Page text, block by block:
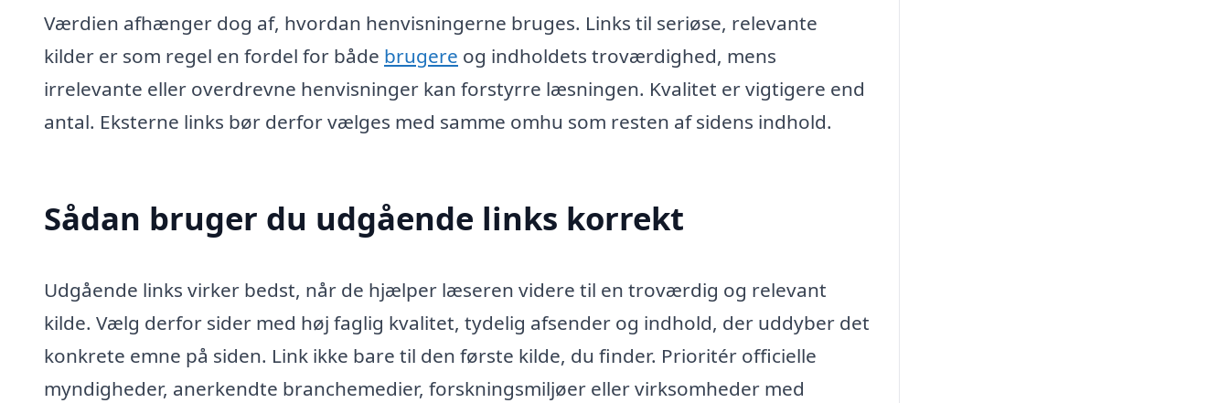
Værdien afhænger dog af, hvordan henvisningerne bruges. Links til seriøse, relevante
kilder er som regel en fordel for både brugere og indholdets troværdighed, mens
irrelevante eller overdrevne henvisninger kan forstyrre læsningen. Kvalitet er vigtigere end
antal. Eksterne links bør derfor vælges med samme omhu som resten af sidens indhold.
Sådan bruger du udgående links korrekt
Udgående links virker bedst, når de hjælper læseren videre til en troværdig og relevant
kilde. Vælg derfor sider med høj faglig kvalitet, tydelig afsender og indhold, der uddyber det
konkrete emne på siden. Link ikke bare til den første kilde, du finder. Prioritér officielle
myndigheder, anerkendte branchemedier, forskningsmiljøer eller virksomheder med